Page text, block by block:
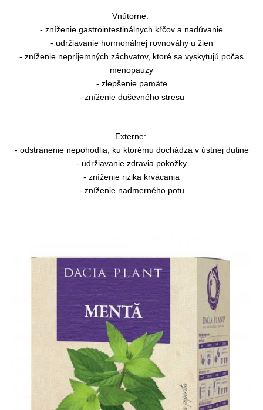
Vnútorne:
- zníženie gastrointestinálnych kŕčov a nadúvanie
- udržiavanie hormonálnej rovnováhy u žien
- zníženie nepríjemných záchvatov, ktoré sa vyskytujú počas
menopauzy
- zlepšenie pamäte
- zníženie duševného stresu
Externe:
- odstránenie nepohodlia, ku ktorému dochádza v ústnej dutine
- udržiavanie zdravia pokožky
- zníženie rizika krvácania
- zníženie nadmerného potu